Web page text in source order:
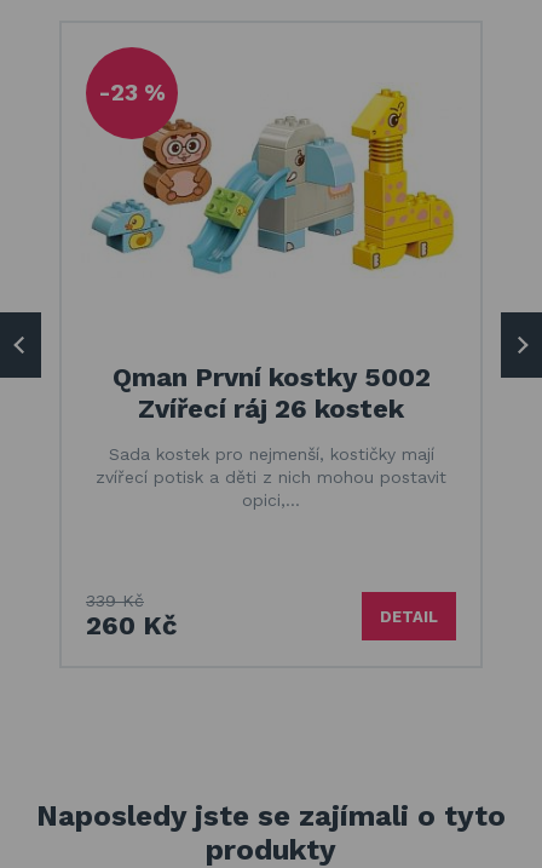
-23 %
Qman První kostky 5002
Zvířecí ráj 26 kostek
Sada kostek pro nejmenší, kostičky mají
zvířecí potisk a děti z nich mohou postavit
opici,…
339 Kč
260 Kč DETAIL
Naposledy jste se zajímali o tyto
produkty